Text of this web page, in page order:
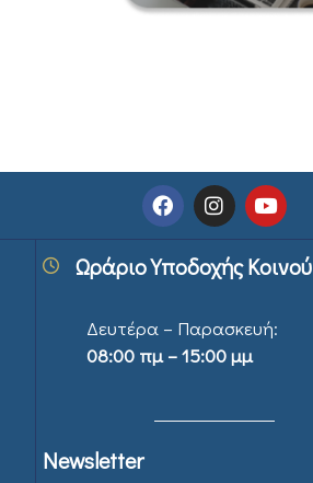
Ωράριο Υποδοχής Κοινού
Δευτέρα – Παρασκευή:
08:00 πμ – 15:00 μμ
Newsletter